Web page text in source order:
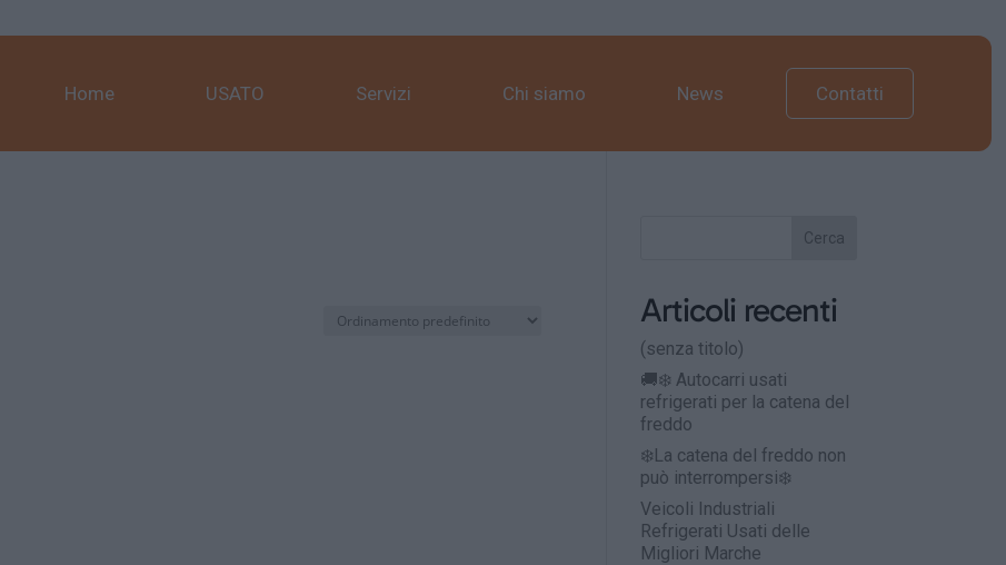
Home USATO Servizi Chi siamo News Contatti
Cerca
Articoli recenti
(senza titolo)
🚚❄️ Autocarri usati
refrigerati per la catena del
freddo
❄️La catena del freddo non
può interrompersi❄️
Veicoli Industriali
Refrigerati Usati delle
Migliori Marche